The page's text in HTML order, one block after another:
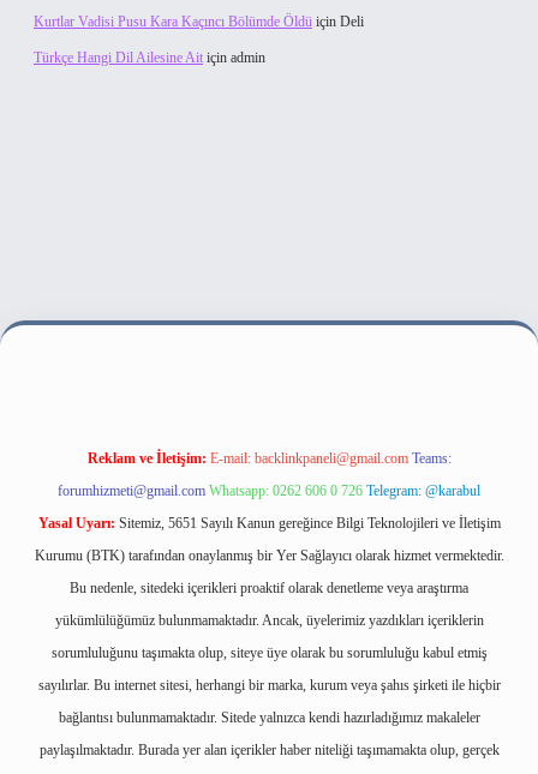
Kurtlar Vadisi Pusu Kara Kaçıncı Bölümde Öldü için Deli
Türkçe Hangi Dil Ailesine Ait için admin
bahis sitesi
Reklam ve İletişim: E-mail: backlinkpaneli@gmail.com Teams:
forumhizmeti@gmail.com Whatsapp: 0262 606 0 726 Telegram: @karabul
Yasal Uyarı: Sitemiz, 5651 Sayılı Kanun gereğince Bilgi Teknolojileri ve İletişim
Kurumu (BTK) tarafından onaylanmış bir Yer Sağlayıcı olarak hizmet vermektedir.
Bu nedenle, sitedeki içerikleri proaktif olarak denetleme veya araştırma
yükümlülüğümüz bulunmamaktadır. Ancak, üyelerimiz yazdıkları içeriklerin
sorumluluğunu taşımakta olup, siteye üye olarak bu sorumluluğu kabul etmiş
sayılırlar. Bu internet sitesi, herhangi bir marka, kurum veya şahıs şirketi ile hiçbir
bağlantısı bulunmamaktadır. Sitede yalnızca kendi hazırladığımız makaleler
paylaşılmaktadır. Burada yer alan içerikler haber niteliği taşımamakta olup, gerçek